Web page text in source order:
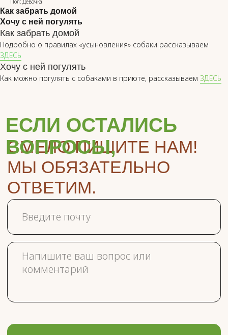
Пол: Девочка
Как забрать домой
Хочу с ней погулять
Как забрать домой
Подробно о правилах «усыновления» собаки рассказываем
ЗДЕСЬ
Хочу с ней погулять
Как можно погулять с собаками в приюте, рассказываем ЗДЕСЬ
СЛЕДИТЕ ЗА НАШИМИ
НОВОСТЯМИ В СОЦСЕТЯХ
*
ЖДЁМ ВАС В
ГОСТИ!
Ищут дом
ПРИЮТ «ЩЕРБИНКА»